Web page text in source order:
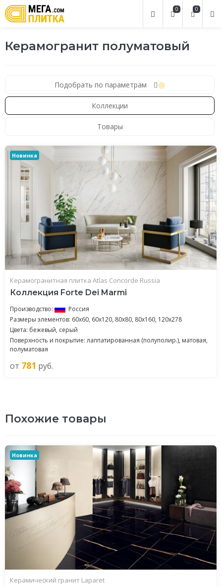
0
0
Керамогранит полуматовый
Подобрать по параметрам
Коллекции
Товары
Новинка
Керамогранитная плитка Atlas Concorde Russia
Коллекция Forte Dei Marmi
Производство:
Россия
Размеры элементов: 60x60, 60x120, 80x80, 80x160, 120x278
Цвета: бежевый, серый
Поверхность и покрытие: лаппатированная (полуполир.), матовая,
полуматовая
от 781 руб.
Похожие товары
Новинка
Керамический гранит Laparet